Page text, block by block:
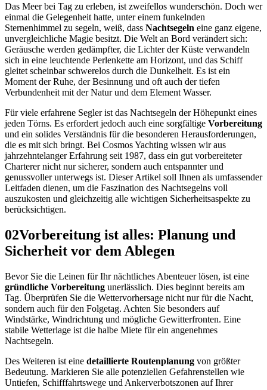
Das Meer bei Tag zu erleben, ist zweifellos wunderschön. Doch wer
einmal die Gelegenheit hatte, unter einem funkelnden
Sternenhimmel zu segeln, weiß, dass Nachtsegeln eine ganz eigene,
unvergleichliche Magie besitzt. Die Welt an Bord verändert sich:
Geräusche werden gedämpfter, die Lichter der Küste verwandeln
sich in eine leuchtende Perlenkette am Horizont, und das Schiff
gleitet scheinbar schwerelos durch die Dunkelheit. Es ist ein
Moment der Ruhe, der Besinnung und oft auch der tiefen
Verbundenheit mit der Natur und dem Element Wasser.
Für viele erfahrene Segler ist das Nachtsegeln der Höhepunkt eines
jeden Törns. Es erfordert jedoch auch eine sorgfältige Vorbereitung
und ein solides Verständnis für die besonderen Herausforderungen,
die es mit sich bringt. Bei Cosmos Yachting wissen wir aus
jahrzehntelanger Erfahrung seit 1987, dass ein gut vorbereiteter
Charterer nicht nur sicherer, sondern auch entspannter und
genussvoller unterwegs ist. Dieser Artikel soll Ihnen als umfassender
Leitfaden dienen, um die Faszination des Nachtsegelns voll
auszukosten und gleichzeitig alle wichtigen Sicherheitsaspekte zu
berücksichtigen.
02Vorbereitung ist alles: Planung und
Sicherheit vor dem Ablegen
Bevor Sie die Leinen für Ihr nächtliches Abenteuer lösen, ist eine
gründliche Vorbereitung unerlässlich. Dies beginnt bereits am
Tag. Überprüfen Sie die Wettervorhersage nicht nur für die Nacht,
sondern auch für den Folgetag. Achten Sie besonders auf
Windstärke, Windrichtung und mögliche Gewitterfronten. Eine
stabile Wetterlage ist die halbe Miete für ein angenehmes
Nachtsegeln.
Des Weiteren ist eine detaillierte Routenplanung von größter
Bedeutung. Markieren Sie alle potenziellen Gefahrenstellen wie
Untiefen, Schifffahrtswege und Ankerverbotszonen auf Ihrer